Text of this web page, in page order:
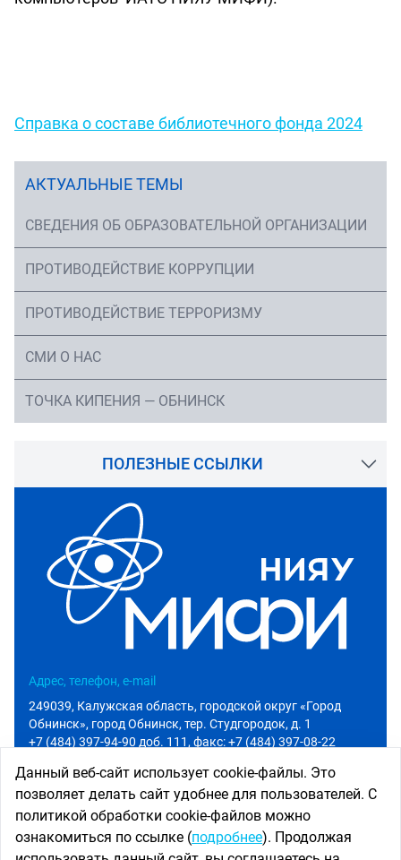
Справка о составе библиотечного фонда 2024
АКТУАЛЬНЫЕ ТЕМЫ
СВЕДЕНИЯ ОБ ОБРАЗОВАТЕЛЬНОЙ ОРГАНИЗАЦИИ
ПРОТИВОДЕЙСТВИЕ КОРРУПЦИИ
ПРОТИВОДЕЙСТВИЕ ТЕРРОРИЗМУ
СМИ О НАС
ТОЧКА КИПЕНИЯ — ОБНИНСК
ПОЛЕЗНЫЕ ССЫЛКИ
Адрес, телефон, e-mail
249039, Калужская область, городской округ «Город
Обнинск», город Обнинск, тер. Студгородок, д. 1
+7 (484) 397-94-90 доб. 111, факс: +7 (484) 397-08-22
Приемная комиссия
Абитуриенту
+7 (484) 397-94-90 доб. 801
Данный веб-сайт использует cookie-файлы. Это
позволяет делать сайт удобнее для пользователей. С
политикой обработки cookie-файлов можно
ознакомиться по ссылке (подробнее). Продолжая